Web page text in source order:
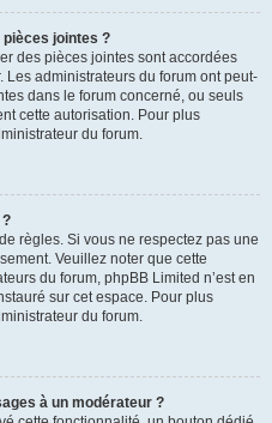
pièces jointes ?
des pièces jointes sont accordées
administrateurs du forum ont peut-
dans le forum concerné, ou seuls
cette autorisation. Pour plus
du forum.
règles. Si vous ne respectez pas une
Veuillez noter que cette
du forum, phpBB Limited n’est en
sur cet espace. Pour plus
du forum.
à un modérateur ?